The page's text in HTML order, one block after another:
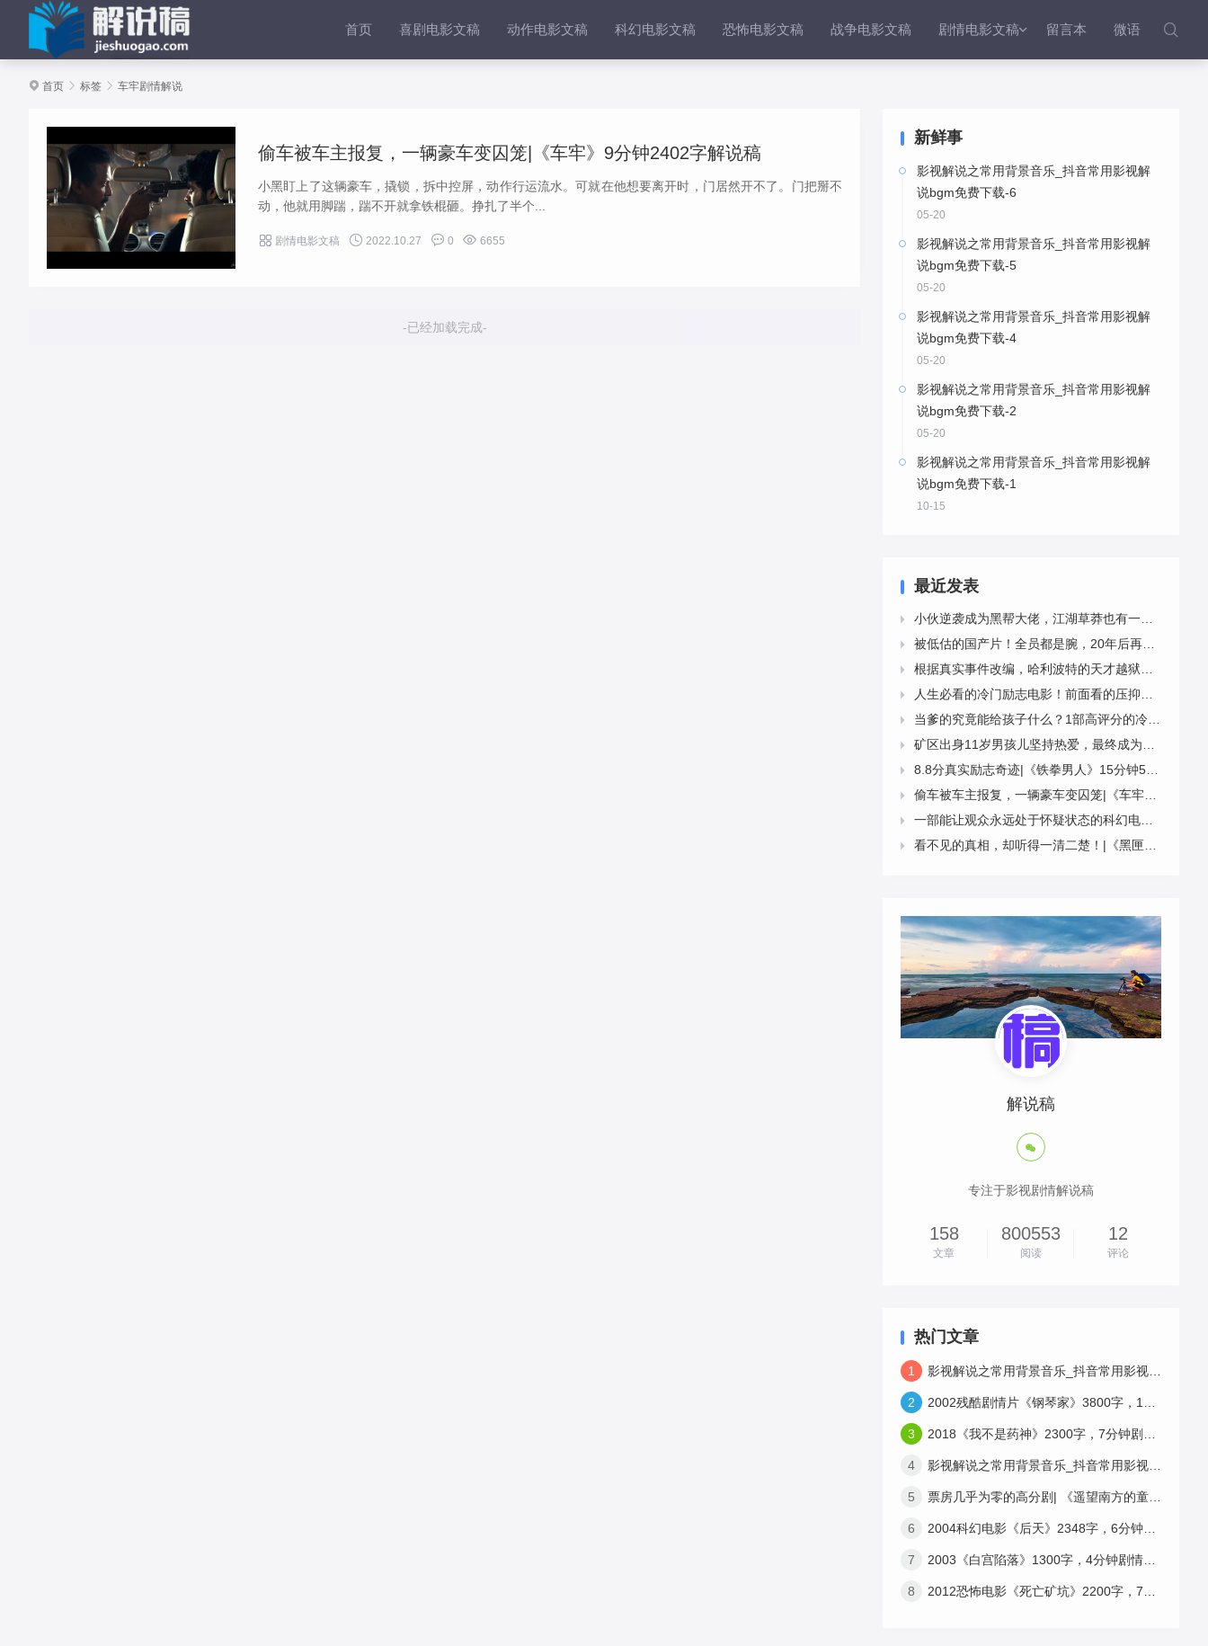

首页 喜剧电影文稿 动作电影文稿 科幻电影文稿 恐怖电影文稿 战争电影文稿 剧情电影文稿 留言本 微语
 首页  标签  车牢剧情解说
偷车被车主报复，一辆豪车变囚笼|《车牢》9分钟2402字解说稿
小黑盯上了这辆豪车，撬锁，拆中控屏，动作行运流水。可就在他想要离开时，门居然开不了。门把掰不
动，他就用脚踹，踹不开就拿铁棍砸。挣扎了半个...
 剧情电影文稿  2022.10.27  0  6655
-已经加载完成-
新鲜事
影视解说之常用背景音乐_抖音常用影视解
说bgm免费下载-6
05-20
影视解说之常用背景音乐_抖音常用影视解
说bgm免费下载-5
05-20
影视解说之常用背景音乐_抖音常用影视解
说bgm免费下载-4
05-20
影视解说之常用背景音乐_抖音常用影视解
说bgm免费下载-2
05-20
影视解说之常用背景音乐_抖音常用影视解
说bgm免费下载-1
10-15
最近发表

小伙逆袭成为黑帮大佬，江湖草莽也有一颗爱国心|《大上海》5000字解说稿

被低估的国产片！全员都是腕，20年后再看，肃然起敬！-《幸福时光》4543字解说稿

根据真实事件改编，哈利波特的天才越狱计划|《天才计划》12分钟4919字解说稿

人生必看的冷门励志电影！前面看的压抑，结局豁然开朗！|《浮云世事》13分钟4207字解说稿

当爹的究竟能给孩子什么？1部高评分的冷门电影《默默无闻》10分钟3328字解说稿

矿区出身11岁男孩儿坚持热爱，最终成为著名芭蕾舞者|《跳出我天地》13分钟3998字解说稿

8.8分真实励志奇迹|《铁拳男人》15分钟5529字解说稿

偷车被车主报复，一辆豪车变囚笼|《车牢》9分钟2402字解说稿

一部能让观众永远处于怀疑状态的科幻电影|《科洛弗道10号》9分钟2958字解说稿

看不见的真相，却听得一清二楚！|《黑匣子》9分钟2611字解说稿
解说稿

专注于影视剧情解说稿
158
文章
800553
阅读
12
评论
热门文章
1 影视解说之常用背景音乐_抖音常用影视解说bgm免费下载-3
2 2002残酷剧情片《钢琴家》3800字，10分钟剧情解说稿
3 2018《我不是药神》2300字，7分钟剧情解说稿
4 影视解说之常用背景音乐_抖音常用影视解说bgm免费下载-1
5 票房几乎为零的高分剧| 《遥望南方的童年》12分钟3659字解说稿
6 2004科幻电影《后天》2348字，6分钟剧情解说稿
7 2003《白宫陷落》1300字，4分钟剧情解说稿
8 2012恐怖电影《死亡矿坑》2200字，7分钟剧情解说稿